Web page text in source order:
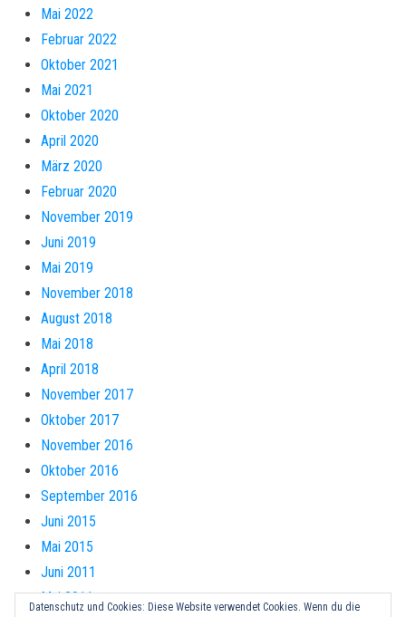
Mai 2022
Februar 2022
Oktober 2021
Mai 2021
Oktober 2020
April 2020
März 2020
Februar 2020
November 2019
Juni 2019
Mai 2019
November 2018
August 2018
Mai 2018
April 2018
November 2017
Oktober 2017
November 2016
Oktober 2016
September 2016
Juni 2015
Mai 2015
Juni 2011
Mai 2011
Datenschutz und Cookies: Diese Website verwendet Cookies. Wenn du die